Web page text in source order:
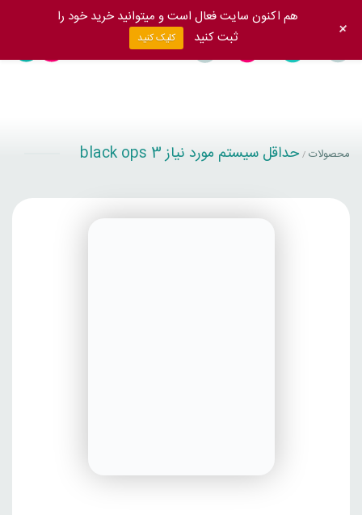
محصولات / حداقل سیستم مورد نیاز black ops 3
هم اکنون سایت فعال است و میتوانید خرید خود را
ثبت کنید
کلیک کنید +